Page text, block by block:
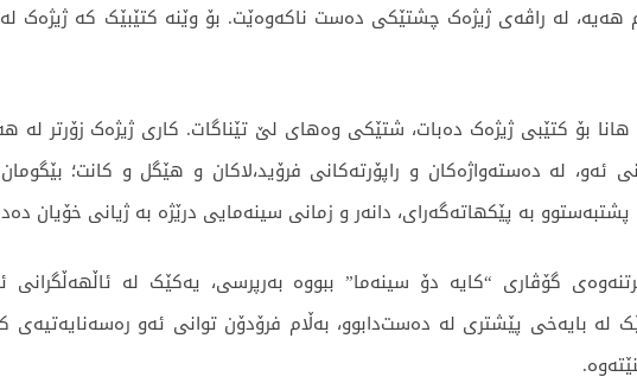
هەیە، لە راڤەی ژیژەک چشتێکی دەست ناکەوەێت. بۆ وێنە کتێبێک کە ژیژەک
بۆ کتێبی ژیژەک دەبات، شتێکی وەهای لێ تێناگات. کاری ژیژەک زۆرتر لە
ئەو، لە دەستەواژەکان و راپۆرتەکانی فرۆید،لاکان و هێگل و کانت؛
بە پێکهاتەگەرای، دانەر و زمانی سینەمایی درێژە بە ژیانی خۆیان
گۆڤاری “کایە دۆ سینەما” ببووە بەرپرسی، یەکێک لە ئاڵهەڵگرانی
لە بایەخی پێشتری لە دەست‌دابوو، بەڵام فرۆدۆن توانی ئەو رەسەنایەتیەی